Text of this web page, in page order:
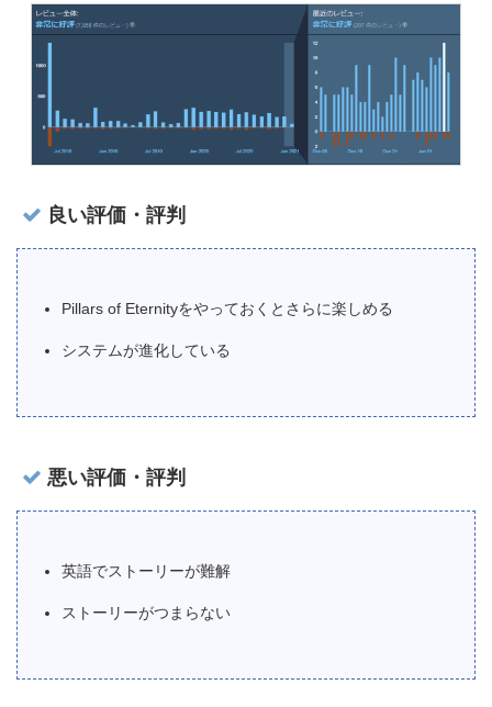
良い評価・評判
Pillars of Eternityをやっておくとさらに楽しめる
システムが進化している
悪い評価・評判
英語でストーリーが難解
ストーリーがつまらない